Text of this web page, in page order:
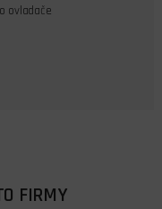
ovladače
FIRMY